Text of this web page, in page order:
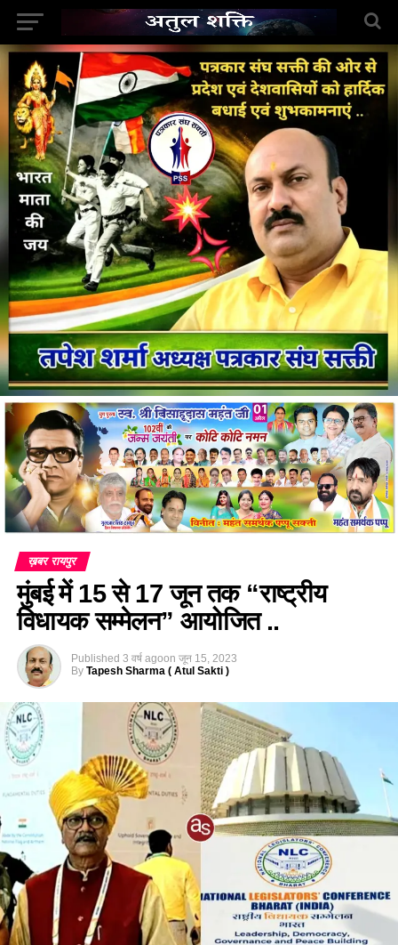
ख़बर रायपुर
मुंबई में 15 से 17 जून तक “राष्ट्रीय
विधायक सम्मेलन” आयोजित ..
Published 3 वर्ष agoon जून 15, 2023
By Tapesh Sharma ( Atul Sakti )